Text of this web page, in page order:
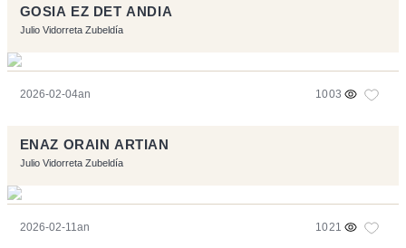
GOSIA EZ DET ANDIA
Julio Vidorreta Zubeldía
2026-02-04an 1003
ENAZ ORAIN ARTIAN
Julio Vidorreta Zubeldía
2026-02-11an 1021